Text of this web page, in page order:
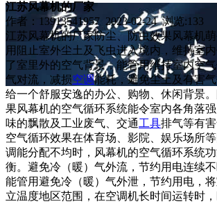
江苏风幕机的厂家
作者：13913541957 2023-02-24 浏览:133
江苏风幕机的厂家防尘、防虫效果风幕机
用阻止室外尘土及飞虫进入境内，维持室
了室里外的空气背景，能管用维持室内空
气对流，减损空调能耗，避免尘土及有害
给一个舒服安逸的办公、购物、休闲背景
果风幕机的空气循环系统能令室内各角落
味的飘散及工业废气、交通工具排气等有
空气循环效果在体育场、影院、娱乐场所
调能分配不均时，风幕机的空气循环系统
衡。避免冷（暖）气外流，节约用电连续不
能管用避免冷（暖）气外泄，节约用电，
立温度地区范围，在空调机长时间运转时